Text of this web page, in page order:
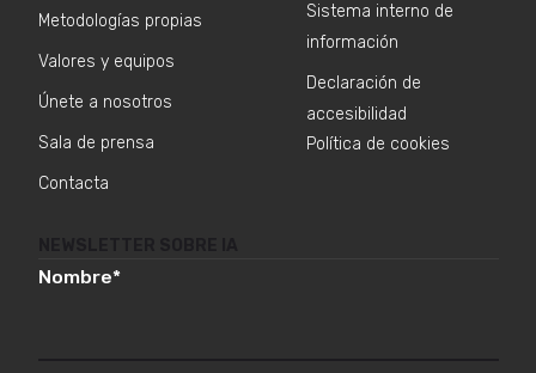
Metodologías propias
Valores y equipos
Únete a nosotros
Sala de prensa
Contacta
Sistema interno de
información
Declaración de
accesibilidad
Política de cookies
Nombre*